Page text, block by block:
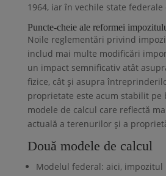
1964, iar în vechile state
Puncte-cheie ale reformei
Noile reglementări privind
includ mai multe modificări
un impact semnificativ atât
fizice, cât și asupra
proprietate este acum stabilit pe
modele de calcul care reflectă
actuală a terenurilor și a
Două modele de calcul
Modelul federal: aici,